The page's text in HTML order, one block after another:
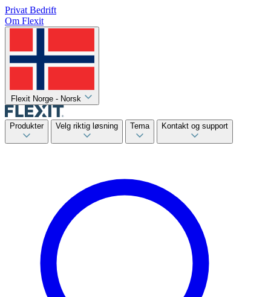
Privat Bedrift
Om Flexit
Flexit Norge - Norsk
Produkter Velg riktig løsning Tema Kontakt og support